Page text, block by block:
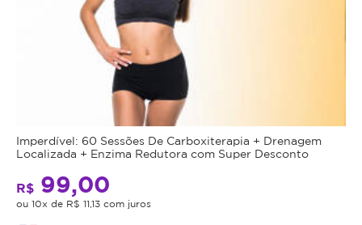
Imperdível: 60 Sessões De Carboxiterapia + Drenagem
Localizada + Enzima Redutora com Super Desconto
R$ 99,00
ou 10x de R$ 11,13 com juros